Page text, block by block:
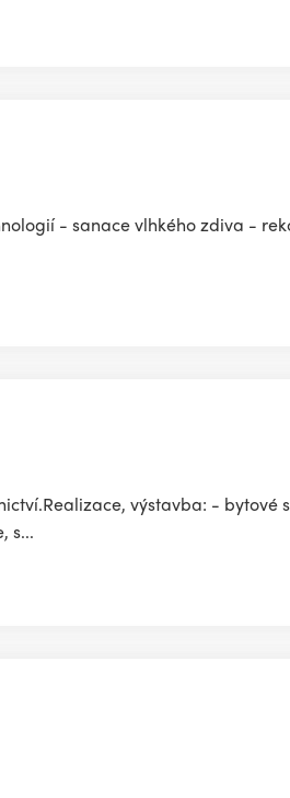
- sanace vlhkého zdiva -
výstavba: - bytové
s...